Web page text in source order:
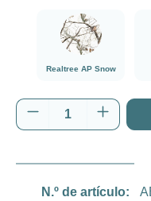
Realtree AP Snow
###Realtree AP
Cantidad del
N.º de artículo: